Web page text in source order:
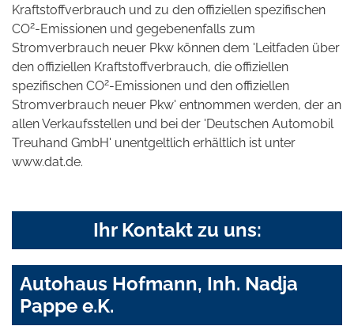
Kraftstoffverbrauch und zu den offiziellen spezifischen
CO2-Emissionen und gegebenenfalls zum
Stromverbrauch neuer Pkw können dem 'Leitfaden über
den offiziellen Kraftstoffverbrauch, die offiziellen
spezifischen CO2-Emissionen und den offiziellen
Stromverbrauch neuer Pkw' entnommen werden, der an
allen Verkaufsstellen und bei der 'Deutschen Automobil
Treuhand GmbH' unentgeltlich erhältlich ist unter
www.dat.de.
Ihr Kontakt zu uns:
Autohaus Hofmann, Inh. Nadja
Pappe e.K.